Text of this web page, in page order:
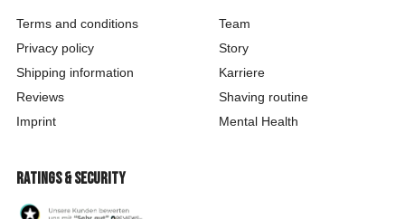
Terms and conditions
Privacy policy
Shipping information
Reviews
Imprint
Team
Story
Karriere
Shaving routine
Mental Health
Ratings & security